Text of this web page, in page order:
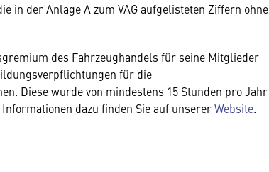
in der Anlage A zum VAG aufgelisteten Ziffern ohne
des Fahrzeughandels für seine Mitglieder
für die
Diese wurde von mindestens 15 Stunden pro Jahr
dazu finden Sie auf unsererWebsite.